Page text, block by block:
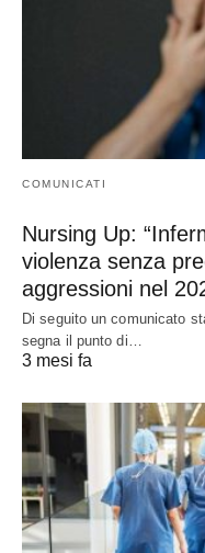
COMUNICATI
Nursing Up:
violenza senza
aggressioni nel
Di seguito un comunicato
segna il punto di…
3 mesi fa